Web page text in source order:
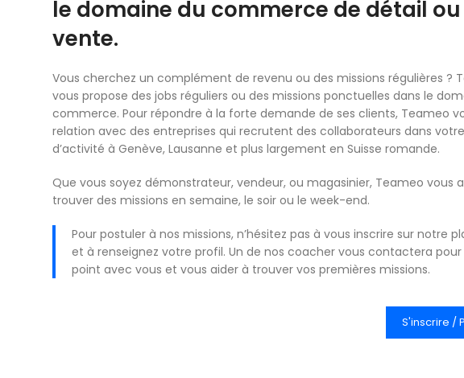
le domaine du commerce de détail
vente.
Vous cherchez un complément de revenu ou des missions régulières ?
vous propose des jobs réguliers ou des missions ponctuelles dans le
commerce. Pour répondre à la forte demande de ses clients, Teameo
relation avec des entreprises qui recrutent des collaborateurs dans
d’activité à Genève, Lausanne et plus largement en Suisse romande.
Que vous soyez démonstrateur, vendeur, ou magasinier, Teameo vous
trouver des missions en semaine, le soir ou le week-end.
Pour postuler à nos missions, n’hésitez pas à vous inscrire sur notre
et à renseignez votre profil. Un de nos coacher vous contactera
point avec vous et vous aider à trouver vos premières missions.
S'inscrire /